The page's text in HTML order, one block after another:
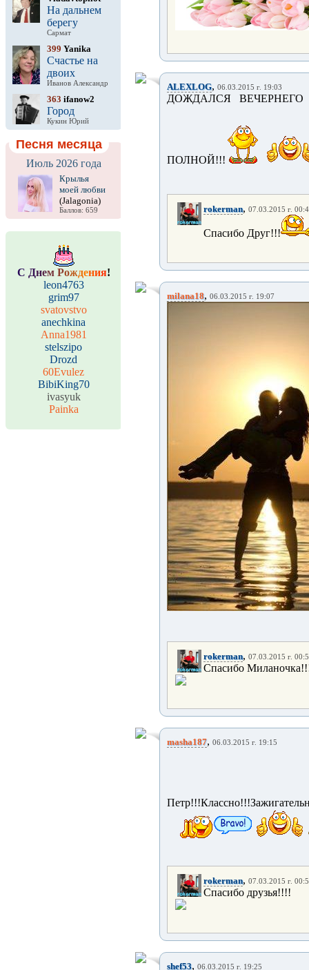
На дальнем
берегу
Сармат
399 Yanika
Счастье на
двоих
Иванов Александр
363 ifanow2
Город
Кукин Юрий
Песня месяца
Июль 2026 года
Крылья
моей любви
(Jalagonia)
Баллов: 659
С Днем Рождения!
leon4763
grim97
svatovstvo
anechkina
Anna1981
stelszipo
Drozd
60Evulez
BibiKing70
ivasyuk
Painka
ALEXLOG, 06.03.2015 г. 19:03
ДОЖДАЛСЯ
ПОЛНОЙ!!!
rokerman, 07.03.2015 г.
Спасибо Друг!!!
milana18, 06.03.2015 г. 19:07
rokerman, 07.03.2015 г.
Спасибо
masha187, 06.03.2015 г. 19:15
rokerman, 07.03.2015 г.
Спасибо друзья!!!!
shef53, 06.03.2015 г. 19:25